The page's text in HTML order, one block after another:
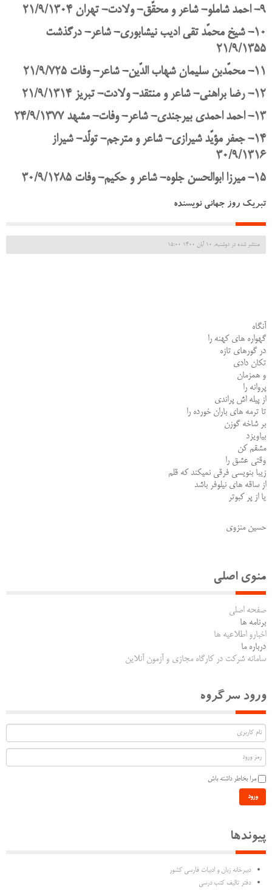
9- احمد شاملو- شاعر و محقّق- ولادت- تهران 21/9/1304
10- شیخ محمّد تقی ادیب نیشابوری- شاعر- درگذشت
21/9/1355
11- محمّدبن سلیمان شهاب الدّین- شاعر- وفات 21/9/725
12- رضا براهنی- شاعر و منتقد- ولادت- تبریز 21/9/1314
13- احمد احمدی بیرجندی- شاعر- وفات- مشهد 24/9/1377
14- جعفر مؤیّد شیرازی- شاعر و مترجم- تولّد- شیراز
30/9/1316
15- میرزا ابوالحسن جلوه- شاعر و حكیم- وفات 30/9/1285
تبریک روز جهانی نویسنده
منتشر شده در دوشنبه, 10 آبان 1400 15:00
آنگاه
گهواره های کهنه را
در گورهای تازه
تکان دادی
و همزمان
پروانه را
از پیله اش پراندی
تا ترمه های باران خورده را
بر شاخه گوزن
بیاویزد
مشقم کن
وقتی عشق را
زیبا بنویسی فرقی نمیکند که قلم
از ساقه های نیلوفر باشد
یا از پر کبوتر
حسین منزوی
منوی اصلی
صفحه اصلی
برنامه ها
اخبارو اطلاعیه ها
درباره ما
سامانه شرکت در کارگاه مجازی و آزمون آنلاین
ورود سرگروه
مرا بخاطر داشته باش
ورود
پیوندها
دبیرخانه زبان و ادبیات فارسی کشور
دفتر تالیف کتب درسی